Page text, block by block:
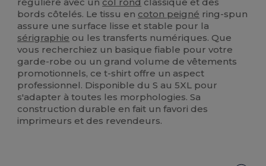
bords côtelés. Le tissu en coton peigné ring-spun
assure une surface lisse et stable pour la
sérigraphie ou les transferts numériques. Que
vous recherchiez un basique fiable pour votre
garde-robe ou un grand volume de vêtements
promotionnels, ce t-shirt offre un aspect
professionnel. Disponible du S au 5XL pour
s'adapter à toutes les morphologies. Sa
construction durable en fait un favori des
imprimeurs et des revendeurs.